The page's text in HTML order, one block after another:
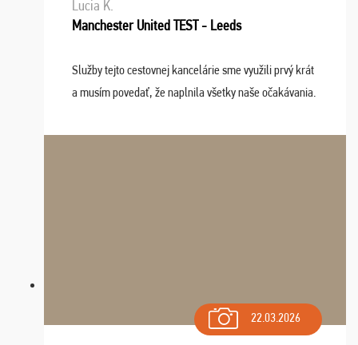
Lucia K.
Manchester United TEST - Leeds
Služby tejto cestovnej kancelárie sme využili prvý krát
a musím povedať, že naplnila všetky naše očakávania.
dispozícii nonstop (milí, profesionálni ...
22.03.2026